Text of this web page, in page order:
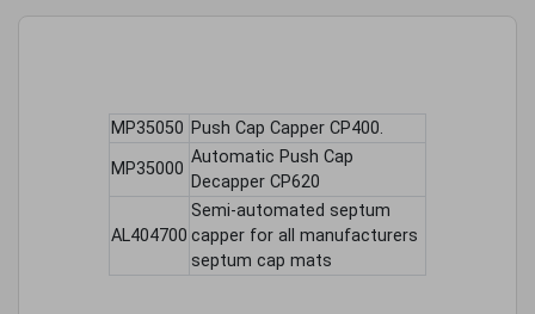
MP35050 Push Cap Capper CP400.
MP35000
Automatic Push Cap
Decapper CP620
AL404700
Semi-automated septum
capper for all manufacturers
septum cap mats